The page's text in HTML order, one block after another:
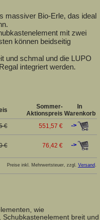
massiver Bio-Erle, das ideal
mit zwei
können beidseitig
und schmal und die LUPO
integriert werden.
Sommer-
Aktionspreis
In
Warenkorb
€ 551,57 €
->
€ 76,42 € ->
Preise inkl. Mehrwertsteuer, zzgl. Versand
wie
breit und